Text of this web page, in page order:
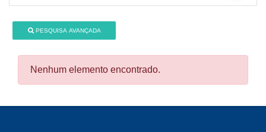
PESQUISA AVANÇADA
Nenhum elemento encontrado.